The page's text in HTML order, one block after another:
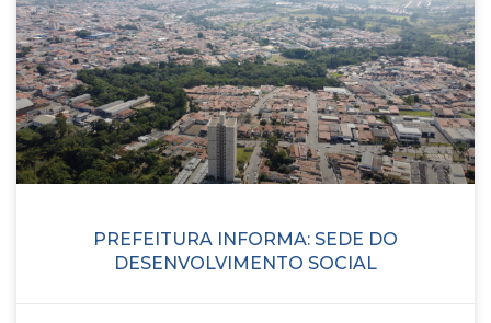
PREFEITURA INFORMA: SEDE DO
DESENVOLVIMENTO SOCIAL